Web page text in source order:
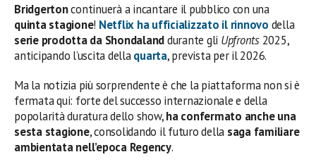
Bridgertoncontinuerà a incantare il pubblico con una
quinta stagione! Netflix ha ufficializzato il rinnovo della
serie prodotta da Shondalanddurante gli Upfronts2025,
anticipando l’uscita dellaquarta, prevista per il 2026.
Ma la notizia più sorprendente è che la piattaforma non si è
fermata qui: forte del successo internazionale e della
popolarità duratura dello show,ha confermato anche una
sesta stagione, consolidando il futuro della saga familiare
ambientata nell’epoca Regency.